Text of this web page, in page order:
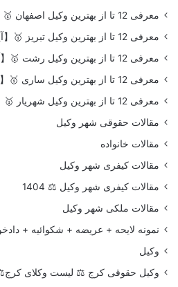
معرفی 12 تا از بهترین وکیل اصفهان 🥇【آپدیت جدید】⚖️
معرفی 12 تا از بهترین وکیل تبریز 🥇【آپدیت جدید】⚖️
معرفی 12 تا از بهترین وکیل رشت 🥇【آپدیت جدید】⚖️
معرفی 12 تا از بهترین وکیل ساری 🥇【آپدیت جدید】⚖️
معرفی 12 تا از بهترین وکیل شهریار 🥇【آپدیت جدید】⚖️
مقالات حقوقی شهر وکیل
مقالات خانواده
مقالات کیفری شهر وکیل
مقالات کیفری شهر وکیل ⚖️ 1404
مقالات ملکی شهر وکیل
نمونه لایحه + عریضه + شکوائیه +
وکیل
وکیل حقوقی کرج ⚖️ لیست وکلای